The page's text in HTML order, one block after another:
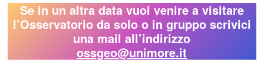
Se in un altra data vuoi venire a visitare
l’Osservatorio da solo o in gruppo scrivici
una mail all’indirizzo
ossgeo@unimore.it